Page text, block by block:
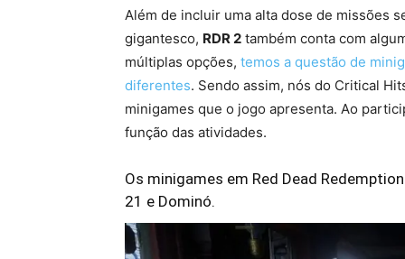
Além de incluir uma alta dose de missões
gigantesco, RDR 2 também conta com
múltiplas opções, temos a questão de
diferentes. Sendo assim, nós do Critical
minigames que o jogo apresenta. Ao
função das atividades.
Os minigames em Red Dead
21 e Dominó.